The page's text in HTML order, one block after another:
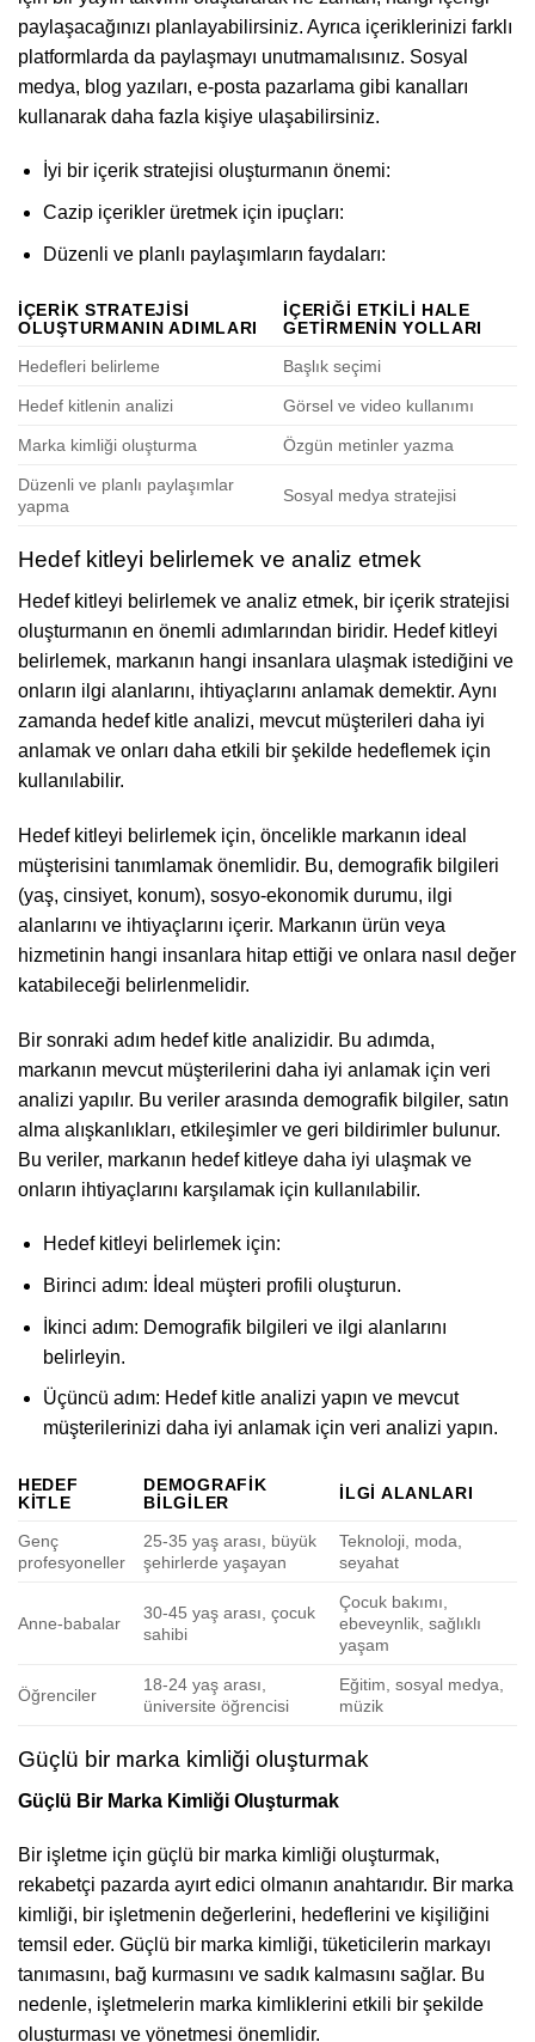
paylaşacağınızı planlayabilirsiniz. Ayrıca içeriklerinizi farklı
platformlarda da paylaşmayı unutmamalısınız. Sosyal
medya, blog yazıları, e-posta pazarlama gibi kanalları
kullanarak daha fazla kişiye ulaşabilirsiniz.
İyi bir içerik stratejisi oluşturmanın önemi:
Cazip içerikler üretmek için ipuçları:
Düzenli ve planlı paylaşımların faydaları:
İÇERIK STRATEJISI
OLUŞTURMANIN ADIMLARI
İÇERIĞI ETKILI HALE
GETIRMENIN YOLLARI
Hedefleri belirleme
Başlık seçimi
Hedef kitlenin analizi Görsel ve video kullanımı
Marka kimliği oluşturma Özgün metinler yazma
Düzenli ve planlı paylaşımlar
yapma
Sosyal medya stratejisi
Hedef kitleyi belirlemek ve analiz etmek
Hedef kitleyi belirlemek ve analiz etmek, bir içerik stratejisi
oluşturmanın en önemli adımlarından biridir. Hedef kitleyi
belirlemek, markanın hangi insanlara ulaşmak istediğini ve
onların ilgi alanlarını, ihtiyaçlarını anlamak demektir. Aynı
zamanda hedef kitle analizi, mevcut müşterileri daha iyi
anlamak ve onları daha etkili bir şekilde hedeflemek için
kullanılabilir.
Hedef kitleyi belirlemek için, öncelikle markanın ideal
müşterisini tanımlamak önemlidir. Bu, demografik bilgileri
(yaş, cinsiyet, konum), sosyo-ekonomik durumu, ilgi
alanlarını ve ihtiyaçlarını içerir. Markanın ürün veya
hizmetinin hangi insanlara hitap ettiği ve onlara nasıl değer
katabileceği belirlenmelidir.
Bir sonraki adım hedef kitle analizidir. Bu adımda,
markanın mevcut müşterilerini daha iyi anlamak için veri
analizi yapılır. Bu veriler arasında demografik bilgiler, satın
alma alışkanlıkları, etkileşimler ve geri bildirimler bulunur.
Bu veriler, markanın hedef kitleye daha iyi ulaşmak ve
onların ihtiyaçlarını karşılamak için kullanılabilir.
Hedef kitleyi belirlemek için:
Birinci adım: İdeal müşteri profili oluşturun.
İkinci adım: Demografik bilgileri ve ilgi alanlarını
belirleyin.
Üçüncü adım: Hedef kitle analizi yapın ve mevcut
müşterilerinizi daha iyi anlamak için veri analizi yapın.
HEDEF
KITLE
DEMOGRAFIK
BILGILER
İLGI ALANLARI
Genç
profesyoneller
25-35 yaş arası, büyük
şehirlerde yaşayan
Teknoloji, moda,
seyahat
Anne-babalar
30-45 yaş arası, çocuk
sahibi
Çocuk bakımı,
ebeveynlik, sağlıklı
yaşam
Öğrenciler
18-24 yaş arası,
üniversite öğrencisi
Eğitim, sosyal medya,
müzik
Güçlü bir marka kimliği oluşturmak
Güçlü Bir Marka Kimliği Oluşturmak
Bir işletme için güçlü bir marka kimliği oluşturmak,
rekabetçi pazarda ayırt edici olmanın anahtarıdır. Bir marka
kimliği, bir işletmenin değerlerini, hedeflerini ve kişiliğini
temsil eder. Güçlü bir marka kimliği, tüketicilerin markayı
tanımasını, bağ kurmasını ve sadık kalmasını sağlar. Bu
nedenle, işletmelerin marka kimliklerini etkili bir şekilde
oluşturması ve yönetmesi önemlidir.